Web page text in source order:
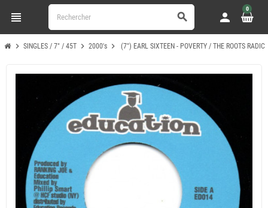
view_headline search person
0
chevron_right SINGLES / 7" / 45T chevron_right 2000's chevron_right (7") EARL SIXTEEN - POVERTY / THE ROOTS